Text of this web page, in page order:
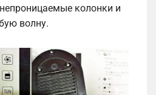
колонки и
волну.